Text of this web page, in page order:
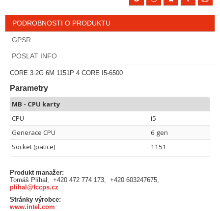
PODROBNOSTI O PRODUKTU
GPSR
POSLAT INFO
CORE 3.2G 6M 1151P 4 CORE I5-6500
Parametry
MB - CPU karty
CPU
i5
Generace CPU
6 gen
Socket (patice)
1151
Produkt manažer:
Tomáš Plíhal, +420 472 774 173, +420 603247675,
plihal@fccps.cz
Stránky výrobce:
www.intel.com